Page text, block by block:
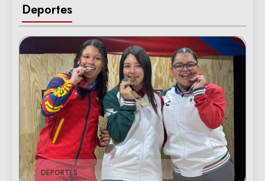
Deportes
DEPORTES